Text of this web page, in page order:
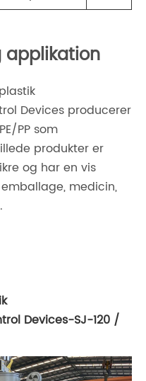
applikation
Devices producerer
PP som
produkter er
og har en vis
medicin,
Devices-SJ-120 /